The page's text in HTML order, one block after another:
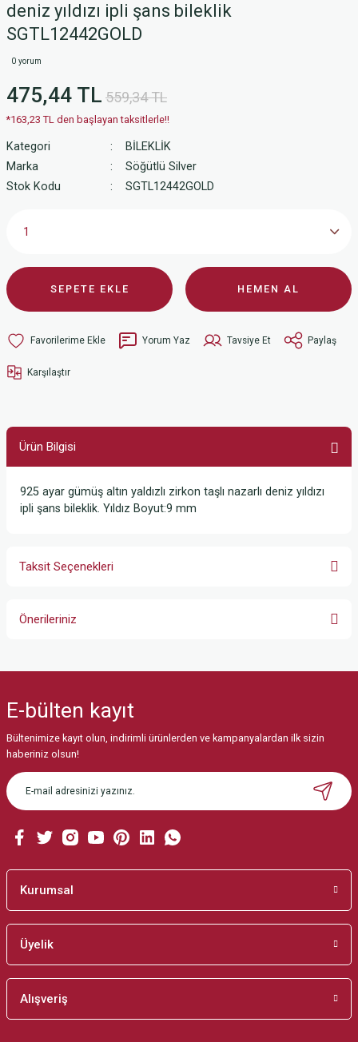
deniz yıldızı ipli şans bileklik
SGTL12442GOLD
0 yorum
475,44 TL 559,34 TL
*163,23 TL den başlayan taksitlerle!!
Kategori
BİLEKLİK
Marka
Söğütlü Silver
Stok Kodu
SGTL12442GOLD
SEPETE EKLE HEMEN AL
Yorum Yaz Tavsiye Et Paylaş
Karşılaştır
Ürün Bilgisi
925 ayar gümüş altın yaldızlı zirkon taşlı nazarlı deniz yıldızı
ipli şans bileklik. Yıldız Boyut:9 mm
Taksit Seçenekleri
Önerileriniz
Görüş ve önerileriniz için teşekkür ederiz.
Ürün resmi kalitesiz, bozuk veya görüntülenemiyor.
Ürün açıklamasında eksik bilgiler bulunuyor.
Ürün bilgilerinde hatalar bulunuyor.
Bu ürüne benzer farklı alternatifler olmalı.
E-bülten kayıt
Bültenimize kayıt olun, indirimli ürünlerden ve kampanyalardan ilk sizin
haberiniz olsun!
Kurumsal
Üyelik
Alışveriş